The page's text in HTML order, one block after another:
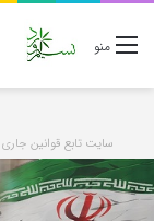
منو
سایت تابع قوانین